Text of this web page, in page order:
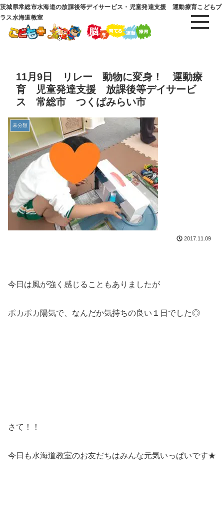
茨城県常総市水海道の放課後等デイサービス・児童発達支援 運動療育こどもプ
ラス水海道教室
11月9日 リレー 動物に変身！ 運動療
育 児童発達支援 放課後等デイサービ
ス 常総市 つくばみらい市
未分類
2017.11.09
今日は風が強く感じることもありましたが
ポカポカ陽気で、なんだか気持ちの良い１日でした◎
さて！！
今日も水海道教室のお友だちはみんな元気いっぱいです★